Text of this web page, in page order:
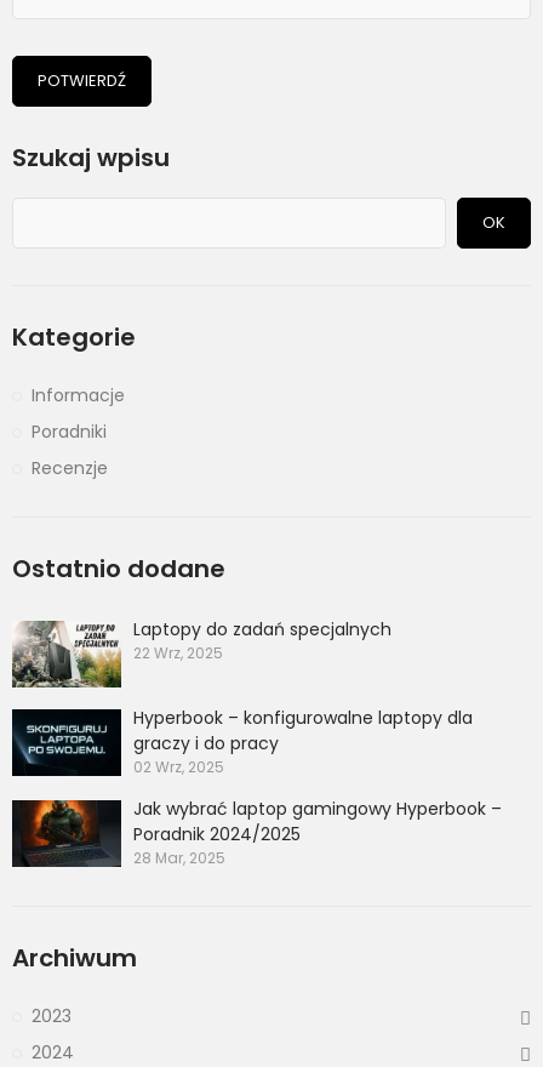
POTWIERDŹ
Szukaj wpisu
OK
Kategorie
Informacje
Poradniki
Recenzje
Ostatnio dodane
Laptopy do zadań specjalnych
22 Wrz, 2025
Hyperbook – konfigurowalne laptopy dla
graczy i do pracy
02 Wrz, 2025
Jak wybrać laptop gamingowy Hyperbook –
Poradnik 2024/2025
28 Mar, 2025
Archiwum
2023
2024